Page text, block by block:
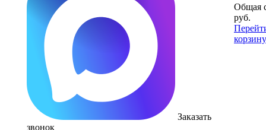
Заказать
звонок
Общая
руб.
корзину